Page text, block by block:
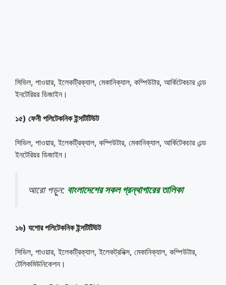
সিভিল, পাওয়ার, ইলেকট্রিক্যাল, মেকানিক্যাল, কম্পিউটার, আর্কিটেকচার এন্ড
ইনটেরিয়র ডিজাইন।
১৫) ফেনী পলিটেকনিক ইন্সটিটিউট
সিভিল, পাওয়ার, ইলেকট্রিক্যাল, কম্পিউটার, মেকানিক্যাল, আর্কিটেকচার এন্ড
ইনটেরিয়র ডিজাইন।
আরো পড়ুন: বাংলাদেশের সকল গ্রন্থাগারের তালিকা
১৬) যশোর পলিটেকনিক ইন্সটিটিউট
সিভিল, পাওয়ার, ইলেকট্রিক্যাল, ইলেকট্রনিক্স, মেকানিক্যাল, কম্পিউটার,
টেলিকমিউনিকেশন।